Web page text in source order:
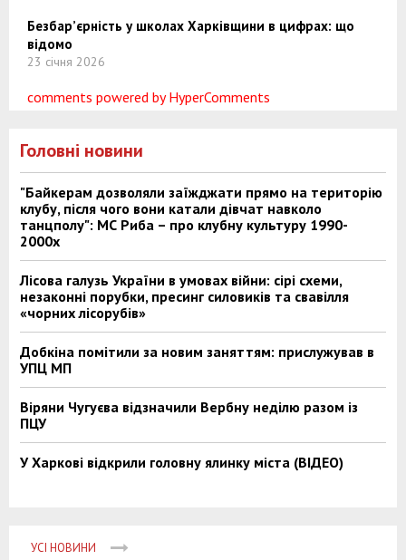
Безбар’єрність у школах Харківщини в цифрах: що
відомо
23 січня 2026
comments powered by HyperComments
Головні новини
"Байкерам дозволяли заїжджати прямо на територію
клубу, після чого вони катали дівчат навколо
танцполу": МС Риба – про клубну культуру 1990-
2000х
Лісова галузь України в умовах війни: сірі схеми,
незаконні порубки, пресинг силовиків та свавілля
«чорних лісорубів»
Добкіна помітили за новим заняттям: прислужував в
УПЦ МП
Віряни Чугуєва відзначили Вербну неділю разом із
ПЦУ
У Харкові відкрили головну ялинку міста (ВІДЕО)
УСІ НОВИНИ